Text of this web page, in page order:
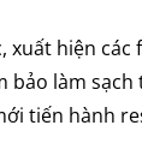
hiện các
làm
tiến hành